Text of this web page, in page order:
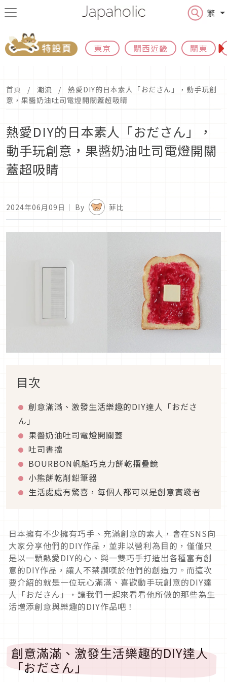
繁
東京 關西近畿 關東
首頁 潮流
熱愛DIY的日本素人「おださん」，動手玩創
意，果醬奶油吐司電燈開關蓋超吸睛
熱愛DIY的日本素人「おださん」，
動手玩創意，果醬奶油吐司電燈開關
蓋超吸睛
2024年06月09日 ｜ By 菲比
目次
創意滿滿、激發生活樂趣的DIY達人「おださ
ん」
果醬奶油吐司電燈開關蓋
吐司書擋
BOURBON帆船巧克力餅乾摺疊鏡
小熊餅乾削鉛筆器
生活處處有驚喜，每個人都可以是創意實踐者
日本擁有不少擁有巧手、充滿創意的素人，會在SNS向
大家分享他們的DIY作品，並非以營利為目的，僅僅只
是以一顆熱愛DIY的心、與一雙巧手打造出各種富有創
意的DIY作品，讓人不禁讚嘆於他們的創造力。而這次
要介紹的就是一位玩心滿滿、喜歡動手玩創意的DIY達
人「おださん」，讓我們一起來看看他所做的那些為生
活增添創意與樂趣的DIY作品吧！
創意滿滿、激發生活樂趣的DIY達人
「おださん」